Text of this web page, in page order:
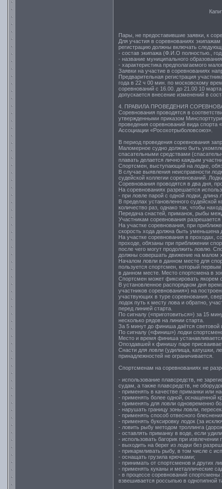
Пары, не предоставившие заявки, к
Для участия в соревнованиях
регистрацию должны включать
- состав экипажа (Ф.И.О полностью.,
- название муниципального
- характеристика предполагаемого
Заявки на участие в соревнованиях
Предварительная регистрация
года в 22 ч 00 мин. по московскому
соревнований с 16.00. до 21.00 10
допускается внесение изменений в
4. ПРАВИЛА ПРОВЕДЕНИЯ
Соревнования проводятся в
утвержденными приказом
проведения соревнований вида спорта
Ассоциации «Росохотрыболовсоюз».
В период проведения соревнования
Маломерное судно должно быть
спасательными средствами
плавать делается лично каждым
Спортсмен, выступающий на лодке,
В случае выявления неисправности
судейской коллегии соревнований.
Соревнования проводятся в два дня,
На соревнованиях разрешается
- при ловле парой с одной лодки, длина
В пределах установленного судейской
количество раз, однако так, чтобы
Передача снастей, приманок, рыбы
Участникам соревнования разрешается
На участке соревнования, при
скорость хода должна быть уменьшена
На участке соревнования в проходах,
проходе, обязаны при приближении
после чего могут продолжить ловлю.
должны совершать движение на малом
Началом ловли в данном месте для
пользуется спортсмен, который
в данном месте. Место спортсмена в
Спортсмен может фиксировать якорем
В установленное распорядком дня
участников соревнования») на
участвующих в туре соревнования,
лодок путь к месту лова и обратно,
перед линией старта.
По сигналу («приготовиться») за 15
несколько рядов на линии старта.
За 5 минут до финиша даётся световой
По сигналу («финиш») лодки
Место и время финиша
Опоздавшей к финишу паре
Снасти для ловли (удилища, катушки,
принадлежностей не ограничивается.
Спортсменам на соревнованиях не
- использование плавсредств, не
судам, а также плавсредств, не
- применять в качестве приманки или
- применять более одной, оснащенной
- применять для ловли одновременно
- нарушать границу зоны ловли,
- применять способ отвесного
- применять буксировку лодок (за
- ловить рыбу методом троллинга
- оставлять приманку в воде, если
- использовать багорик при
- выходить на берег из лодки без
- прикармливать рыбу, в том числе с
- оснащать грузила крючками;
- принимать от спортсменов и других
- применять куканы и металлические
- в процессе соревнований
взвешивается россыпью в однотипной